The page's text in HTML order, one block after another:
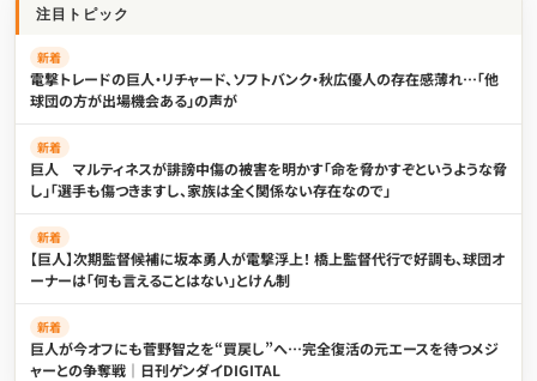
注目トピック
新着
電撃トレードの巨人・リチャード、ソフトバンク・秋広優人の存在感薄れ…「他
球団の方が出場機会ある」の声が
新着
巨人 マルティネスが誹謗中傷の被害を明かす「命を脅かすぞというような脅
し」「選手も傷つきますし、家族は全く関係ない存在なので」
新着
【巨人】次期監督候補に坂本勇人が電撃浮上！ 橋上監督代行で好調も、球団オ
ーナーは「何も言えることはない」とけん制
新着
巨人が今オフにも菅野智之を“買戻し”へ…完全復活の元エースを待つメジ
ャーとの争奪戦｜日刊ゲンダイDIGITAL